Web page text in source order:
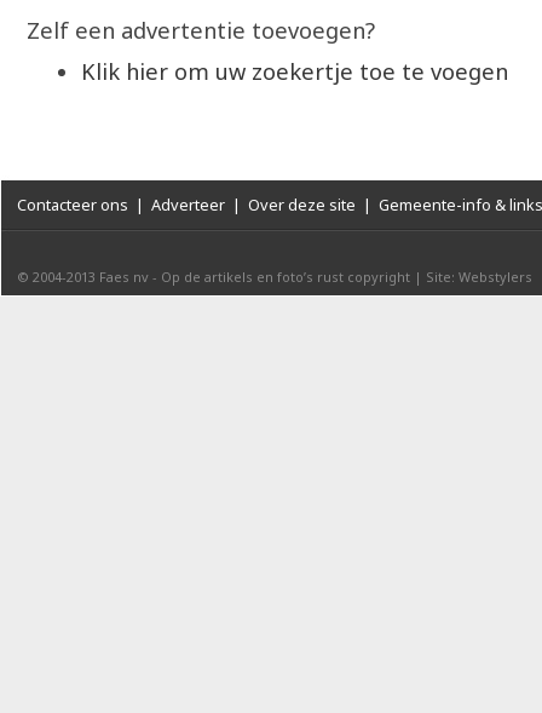
Zelf een advertentie toevoegen?
Klik hier om uw zoekertje toe te voegen
Contacteer ons | Adverteer | Over deze site | Gemeente-info & links
© 2004-2013 Faes nv - Op de artikels en foto’s rust copyright | Site: Webstylers